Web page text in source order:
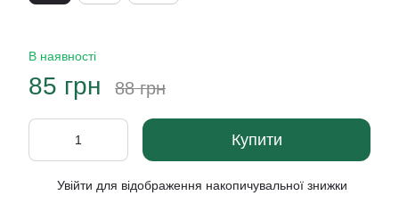
В наявності
85 грн 88 грн
Купити
Увійти для відображення накопичувальної знижки